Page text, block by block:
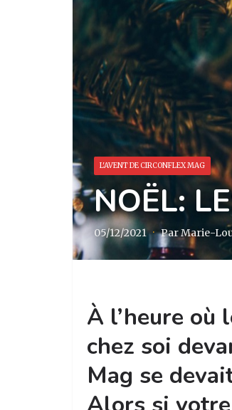
L'AVENT DE CIRCONFLEX MAG
NOËL:
05/12/2021 · Par Marie-
À l’heure où
chez soi
Mag se